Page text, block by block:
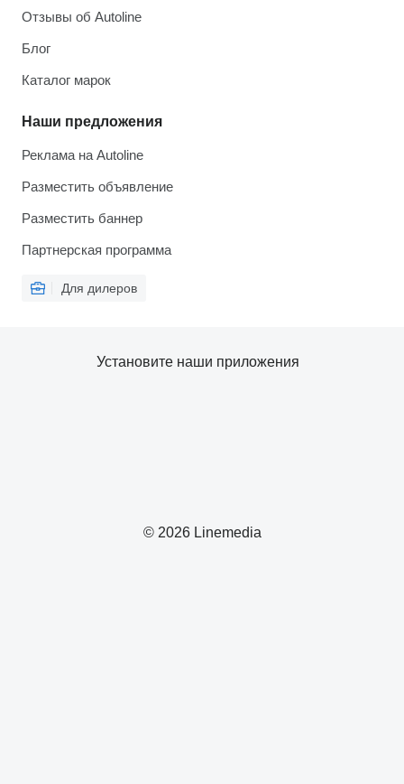
Отзывы об Autoline
Блог
Каталог марок
Наши предложения
Реклама на Autoline
Разместить объявление
Разместить баннер
Партнерская программа
Для дилеров
© 2026 Linemedia
Установите наши приложения